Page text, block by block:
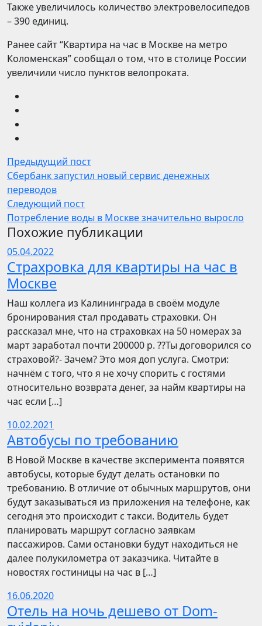
Также увеличилось количество электровелосипедов
– 390 единиц.
Ранее сайт “Квартира на час в Москве на метро
Коломенская” сообщал о том, что в столице России
увеличили число пунктов велопроката.
Предыдущий пост
Сбербанк запустил новый сервис денежных
переводов
Следующий пост
Потребление воды в Москве значительно выросло
Похожие публикации
05.04.2022
Страхровка для квартиры на час в
Москве
Наш коллега из Калининграда в своём модуле
бронирования стал продавать страховки. Он
рассказал мне, что на страховках на 50 номерах за
март заработал почти 200000 р. ??Ты договорился со
страховой?- Зачем? Это моя доп услуга. Смотри:
начнём с того, что я не хочу спорить с гостями
относительно возврата денег, за найм квартиры на
час если […]
10.02.2021
Автобусы по требованию
В Новой Москве в качестве эксперимента появятся
автобусы, которые будут делать остановки по
требованию. В отличие от обычных маршрутов, они
будут заказываться из приложения на телефоне, как
сегодня это происходит с такси. Водитель будет
планировать маршрут согласно заявкам
пассажиров. Сами остановки будут находиться не
далее полукилометра от заказчика. Читайте в
новостях гостиницы на час в […]
16.06.2020
Отель на ночь дешево от Dom-